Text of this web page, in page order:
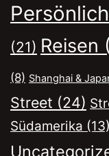
Persönlich
(21) Reisen
(8) Shanghai &
Street (24)
Südamerika (13)